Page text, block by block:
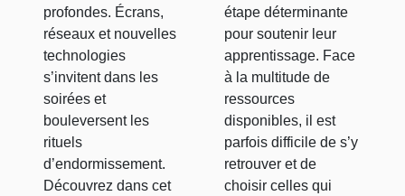
profondes. Écrans,
réseaux et nouvelles
technologies
s’invitent dans les
soirées et
bouleversent les
rituels
d’endormissement.
Découvrez dans cet
étape déterminante
pour soutenir leur
apprentissage. Face
à la multitude de
ressources
disponibles, il est
parfois difficile de s’y
retrouver et de
choisir celles qui